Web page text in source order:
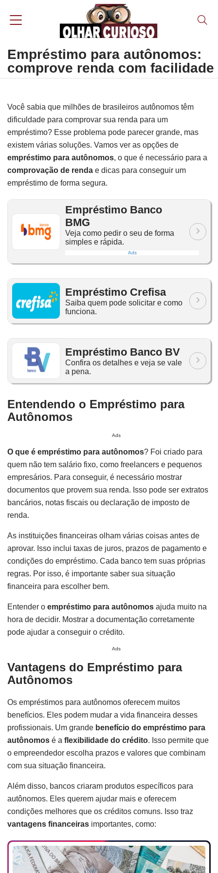
Empréstimo para autônomos:
comprove renda com facilidade
Você sabia que milhões de brasileiros autônomos têm
dificuldade para comprovar sua renda para um
empréstimo? Esse problema pode parecer grande, mas
existem várias soluções. Vamos ver as opções de
empréstimo para autônomos, o que é necessário para a
comprovação de renda e dicas para conseguir um
empréstimo de forma segura.
Empréstimo Banco
BMG
Veja como pedir o seu de forma
simples e rápida.
Ads
Empréstimo Crefisa
Saiba quem pode solicitar e como
funciona.
Empréstimo Banco BV
Confira os detalhes e veja se vale
a pena.
Entendendo o Empréstimo para
Autônomos
Ads
O que é empréstimo para autônomos? Foi criado para
quem não tem salário fixo, como freelancers e pequenos
empresários. Para conseguir, é necessário mostrar
documentos que provem sua renda. Isso pode ser extratos
bancários, notas fiscais ou declaração de imposto de
renda.
As instituições financeiras olham várias coisas antes de
aprovar. Isso inclui taxas de juros, prazos de pagamento e
condições do empréstimo. Cada banco tem suas próprias
regras. Por isso, é importante saber sua situação
financeira para escolher bem.
Entender o empréstimo para autônomos ajuda muito na
hora de decidir. Mostrar a documentação corretamente
pode ajudar a conseguir o crédito.
Ads
Vantagens do Empréstimo para
Autônomos
Os empréstimos para autônomos oferecem muitos
benefícios. Eles podem mudar a vida financeira desses
profissionais. Um grande benefício do empréstimo para
autônomos é a flexibilidade do crédito. Isso permite que
o empreendedor escolha prazos e valores que combinam
com sua situação financeira.
Além disso, bancos criaram produtos específicos para
autônomos. Eles querem ajudar mais e oferecem
condições melhores que os créditos comuns. Isso traz
vantagens financeiras importantes, como: